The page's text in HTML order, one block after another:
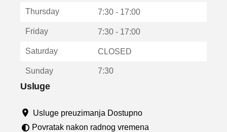
u
Thursday 7:30 - 17:00
Friday 7:30 - 17:00
Saturday CLOSED
Sunday 7:30
Usluge
Usluge preuzimanja Dostupno
Povratak nakon radnog vremena